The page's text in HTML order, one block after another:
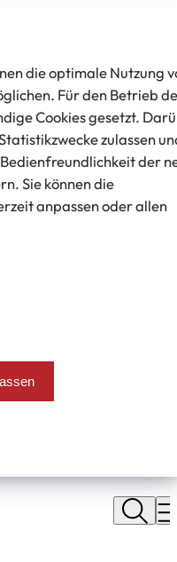
die optimale Nutzung
Für den Betrieb
Cookies gesetzt.
zulassen
der
Sie können die
anpassen oder allen